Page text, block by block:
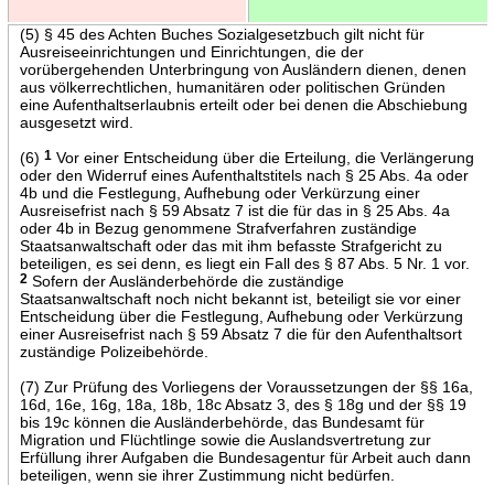
(5) § 45 des Achten Buches Sozialgesetzbuch gilt nicht für
Ausreiseeinrichtungen und Einrichtungen, die der
vorübergehenden Unterbringung von Ausländern dienen, denen
aus völkerrechtlichen, humanitären oder politischen Gründen
eine Aufenthaltserlaubnis erteilt oder bei denen die Abschiebung
ausgesetzt wird.
(6) 1Vor einer Entscheidung über die Erteilung, die Verlängerung
oder den Widerruf eines Aufenthaltstitels nach § 25 Abs. 4a oder
4b und die Festlegung, Aufhebung oder Verkürzung einer
Ausreisefrist nach § 59 Absatz 7 ist die für das in § 25 Abs. 4a
oder 4b in Bezug genommene Strafverfahren zuständige
Staatsanwaltschaft oder das mit ihm befasste Strafgericht zu
beteiligen, es sei denn, es liegt ein Fall des § 87 Abs. 5 Nr. 1 vor.
2Sofern der Ausländerbehörde die zuständige
Staatsanwaltschaft noch nicht bekannt ist, beteiligt sie vor einer
Entscheidung über die Festlegung, Aufhebung oder Verkürzung
einer Ausreisefrist nach § 59 Absatz 7 die für den Aufenthaltsort
zuständige Polizeibehörde.
(7) Zur Prüfung des Vorliegens der Voraussetzungen der §§ 16a,
16d, 16e, 16g, 18a, 18b, 18c Absatz 3, des § 18g und der §§ 19
bis 19c können die Ausländerbehörde, das Bundesamt für
Migration und Flüchtlinge sowie die Auslandsvertretung zur
Erfüllung ihrer Aufgaben die Bundesagentur für Arbeit auch dann
beteiligen, wenn sie ihrer Zustimmung nicht bedürfen.